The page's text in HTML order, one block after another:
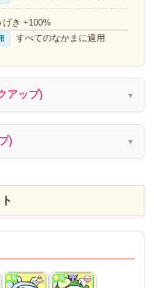
げき +100%
すべてのなかまに適用
アップ)
)